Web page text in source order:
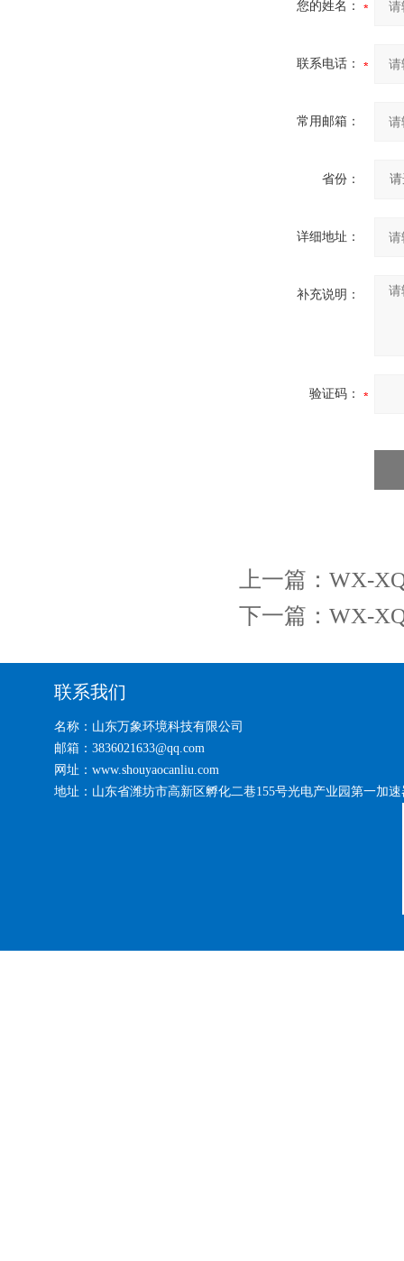
您的姓名：
联系电话：
常用邮箱：
省份：
详细地址：
补充说明：
验证码：
上一篇： WX-
下一篇： WX-
联系我们
名称：山东万象环境科技有限公司
邮箱：3836021633@qq.com
网址：www.shouyaocanliu.com
地址：山东省潍坊市高新区孵化二巷155号光电产业园第一加